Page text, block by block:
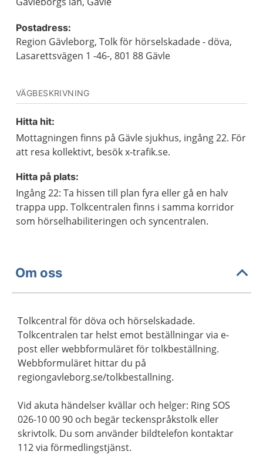
Postadress:
Region Gävleborg, Tolk för hörselskadade - döva,
Lasarettsvägen 1 -46-, 801 88 Gävle
VÄGBESKRIVNING
Hitta hit:
Mottagningen finns på Gävle sjukhus, ingång 22. För
att resa kollektivt, besök x-trafik.se.
Hitta på plats:
Ingång 22: Ta hissen till plan fyra eller gå en halv
trappa upp. Tolkcentralen finns i samma korridor
som hörselhabiliteringen och syncentralen.
Om oss
Tolkcentral för döva och hörselskadade.
Tolkcentralen tar helst emot beställningar via e-
post eller webbformuläret för tolkbeställning.
Webbformuläret hittar du på
regiongavleborg.se/tolkbestallning.
Vid akuta händelser kvällar och helger: Ring SOS
026-10 00 90 och begär teckenspråkstolk eller
skrivtolk. Du som använder bildtelefon kontaktar
112 via förmedlingstjänst.